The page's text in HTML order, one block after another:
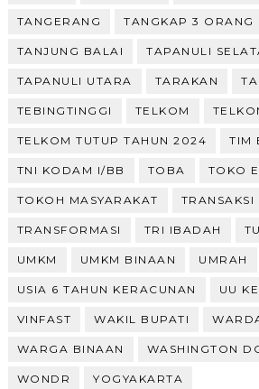
TANGERANG TANGKAP 3 ORANG
TANJUNG BALAI TAPANULI
TAPANULI UTARA TARAKAN
TEBINGTINGGI TELKOM
TELKOM TUTUP TAHUN 2024 TIM
TNI KODAM I/BB TOBA TOKO
TOKOH MASYARAKAT TRANSAKSI
TRANSFORMASI TRI IBADAH
UMKM UMKM BINAAN UMRAH
USIA 6 TAHUN KERACUNAN UU
VINFAST WAKIL BUPATI
WARGA BINAAN WASHINGTON
WONDR YOGYAKARTA